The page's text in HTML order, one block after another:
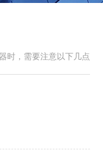
时，需要注意以下几点